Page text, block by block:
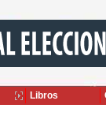
Libros